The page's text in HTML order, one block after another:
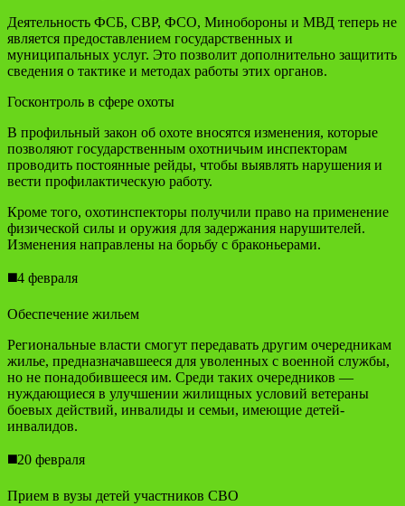
Деятельность ФСБ, СВР, ФСО, Минобороны и МВД теперь не
является предоставлением государственных и
муниципальных услуг. Это позволит дополнительно защитить
сведения о тактике и методах работы этих органов.
Госконтроль в сфере охоты
В профильный закон об охоте вносятся изменения, которые
позволяют государственным охотничьим инспекторам
проводить постоянные рейды, чтобы выявлять нарушения и
вести профилактическую работу.
Кроме того, охотинспекторы получили право на применение
физической силы и оружия для задержания нарушителей.
Изменения направлены на борьбу с браконьерами.
◼️4 февраля
Обеспечение жильем
Региональные власти смогут передавать другим очередникам
жилье, предназначавшееся для уволенных с военной службы,
но не понадобившееся им. Среди таких очередников —
нуждающиеся в улучшении жилищных условий ветераны
боевых действий, инвалиды и семьи, имеющие детей-
инвалидов.
◼️20 февраля
Прием в вузы детей участников СВО